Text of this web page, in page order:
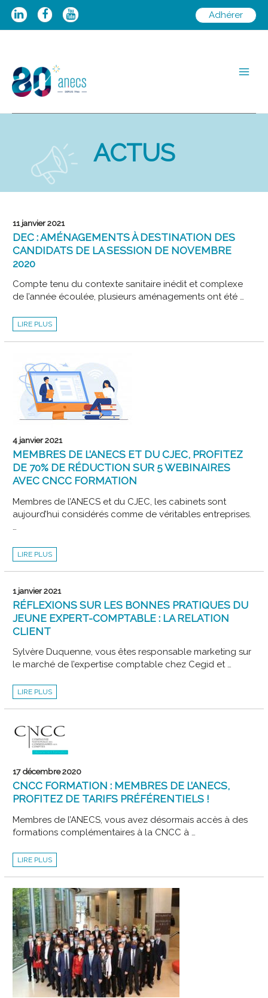
Aller
Adhérer
ACTUS
11 janvier 2021
DEC : AMÉNAGEMENTS À DESTINATION DES
CANDIDATS DE LA SESSION DE NOVEMBRE
2020
Compte tenu du contexte sanitaire inédit et complexe
de l’année écoulée, plusieurs aménagements ont été …
DEC
:
À
CANDIDATS
DE
LA
SESSION
NOVEMBRE
2020
LIRE PLUS
4 janvier 2021
MEMBRES DE L’ANECS ET DU CJEC, PROFITEZ
DE 70% DE RÉDUCTION SUR 5 WEBINAIRES
AVEC CNCC FORMATION
Membres de l’ANECS et du CJEC, les cabinets sont
aujourd’hui considérés comme de véritables entreprises.
…
MEMBRES
DE
ET
CJEC,
PROFITEZ
DE
70%
DE
RÉDUCTION
SUR
5
AVEC
CNCC
FORMATION
LIRE PLUS
1 janvier 2021
RÉFLEXIONS SUR LES BONNES PRATIQUES DU
JEUNE EXPERT-COMPTABLE : LA RELATION
CLIENT
Sylvère Duquenne, vous êtes responsable marketing sur
le marché de l’expertise comptable chez Cegid et …
RÉFLEXIONS
SUR
BONNES
DU
JEUNE
EXPERT-
COMPTABLE
RELATION
CLIENT
LIRE PLUS
17 décembre 2020
CNCC FORMATION : MEMBRES DE L’ANECS,
PROFITEZ DE TARIFS PRÉFÉRENTIELS !
Membres de l’ANECS, vous avez désormais accès à des
formations complémentaires à la CNCC à …
CNCC
FORMATION
MEMBRES
L’ANECS,
PROFITEZ
DE
TARIFS
PRÉFÉRENTIELS
!
LIRE PLUS